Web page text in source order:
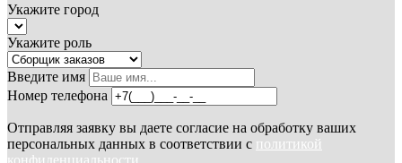
Укажите город
Укажите роль
Введите имя
Номер телефона
Отправляя заявку вы даете согласие на обработку ваших
персональных данных в соответствии с политикой
конфиденциальности